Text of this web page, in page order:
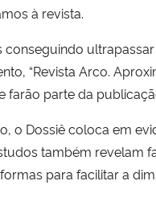
à revista.
“Revista Arco.
farão parte da
o Dossiê coloca em
também revelam
para facilitar a